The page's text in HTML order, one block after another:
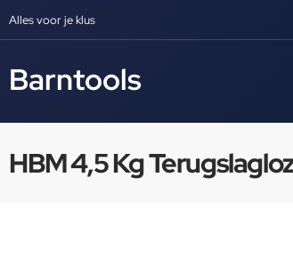
Alles voor je klus
Barntools
HBM 4,5 Kg